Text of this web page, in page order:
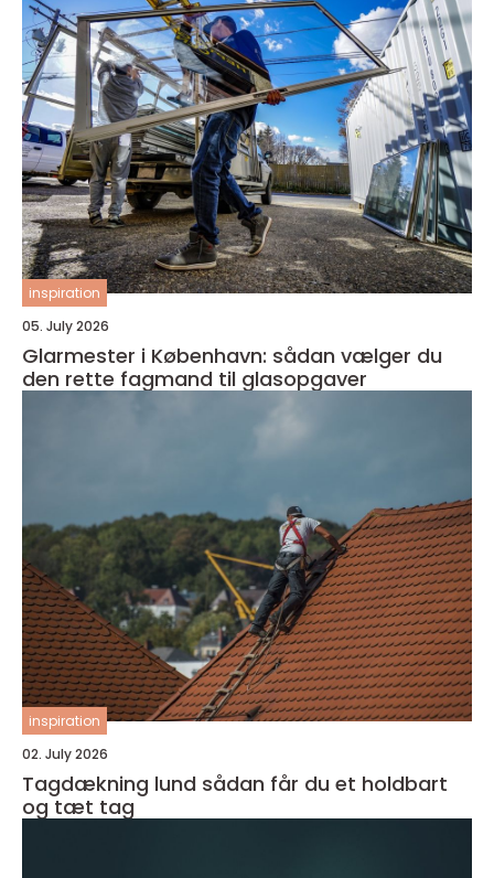
inspiration
05. July 2026
Glarmester i København: sådan vælger du
den rette fagmand til glasopgaver
inspiration
02. July 2026
Tagdækning lund sådan får du et holdbart
og tæt tag